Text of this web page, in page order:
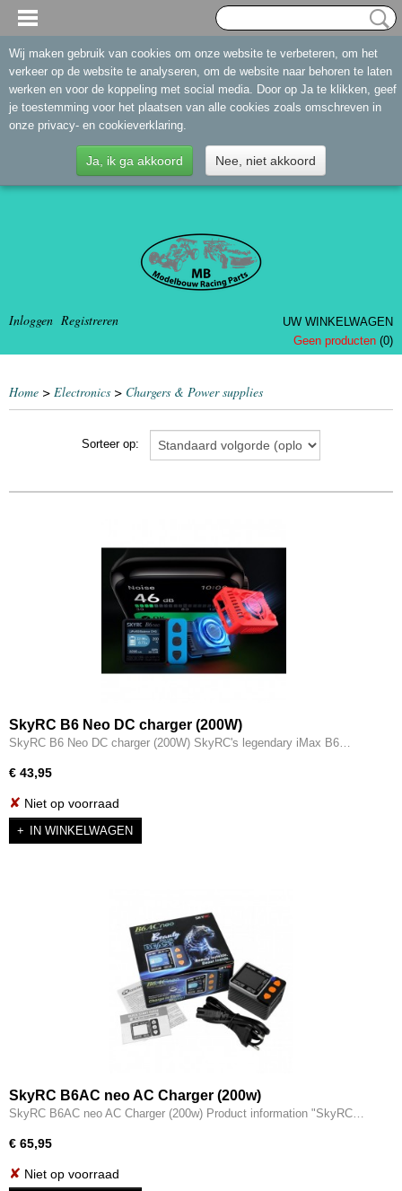
Inloggen Registreren
UW WINKELWAGEN
Geen producten (0)
Home > Electronics > Chargers & Power supplies
Sorteer op:
SkyRC B6 Neo DC charger (200W)
SkyRC B6 Neo DC charger (200W) SkyRC's legendary iMax B6…
€ 43,95
✘ Niet op voorraad
IN WINKELWAGEN
SkyRC B6AC neo AC Charger (200w)
SkyRC B6AC neo AC Charger (200w) Product information "SkyRC…
€ 65,95
✘ Niet op voorraad
Wij maken gebruik van cookies om onze website te verbeteren, om het
verkeer op de website te analyseren, om de website naar behoren te laten
werken en voor de koppeling met social media. Door op Ja te klikken, geef
je toestemming voor het plaatsen van alle cookies zoals omschreven in
onze privacy- en cookieverklaring.
Ja, ik ga akkoord Nee, niet akkoord